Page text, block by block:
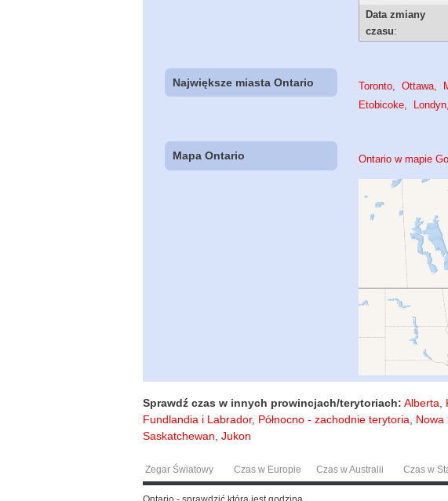
Data zmiany
czasu:
Największe miasta Ontario Toronto Ottawa
Etobicoke
Londyn
Mapa Ontario Ontario w mapie
Sprawdź czas w innych prowincjach/terytoriach: Alberta
Fundlandia i Labrador, Północno - zachodnie terytoria Nowa
Saskatchewan Jukon
Zegar Światowy Czas w Europie Czas w Australii Czas w